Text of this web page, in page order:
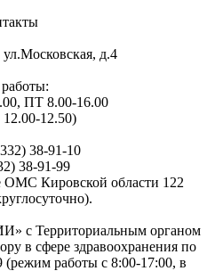
д.4
ПТ 8.00-16.00
12.50)
38-91-10
38-91-99
Кировской области 122
Территориальным органом
в сфере здравоохранения по
(режим работы с 8:00-17:00, в